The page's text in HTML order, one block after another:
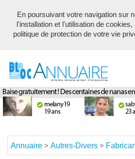
Annuaire référencement pour les
description unique de votre fiche pour
pour les moteurs de recherche !
Annuaire > Autres-Divers >
En poursuivant votre navigation sur
l'installation et l'utilisation de
politique de protection de votre vie